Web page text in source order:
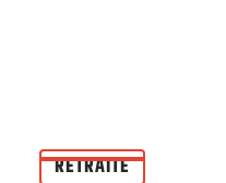
RETRAITE